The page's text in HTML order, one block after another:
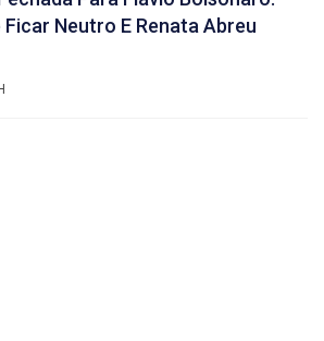
Neutro E Renata Abreu